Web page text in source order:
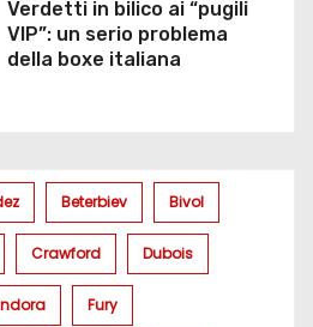
Verdetti in bilico ai “pugili
VIP”: un serio problema
della boxe italiana
Beterbiev Bivol
Crawford Dubois
Fury